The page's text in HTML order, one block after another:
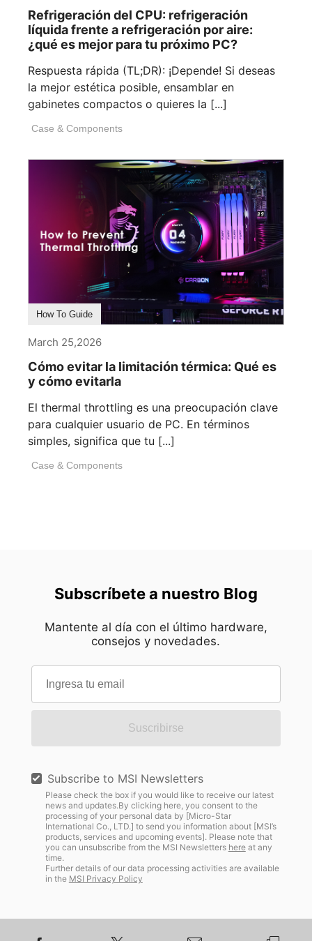
Refrigeración del CPU: refrigeración
líquida frente a refrigeración por aire:
¿qué es mejor para tu próximo PC?
Respuesta rápida (TL;DR): ¡Depende! Si deseas
la mejor estética posible, ensamblar en
gabinetes compactos o quieres la [...]
Case & Components
How To Guide
March 25,2026
Cómo evitar la limitación térmica: Qué es
y cómo evitarla
El thermal throttling es una preocupación clave
para cualquier usuario de PC. En términos
simples, significa que tu [...]
Case & Components
Subscríbete a nuestro Blog
Mantente al día con el último hardware,
consejos y novedades.
Suscribirse
Subscribe to MSI Newsletters
Please check the box if you would like to receive our latest
news and updates.By clicking here, you consent to the
processing of your personal data by [Micro-Star
International Co., LTD.] to send you information about [MSI’s
products, services and upcoming events]. Please note that
you can unsubscribe from the MSI Newsletters hereat any
time.
Further details of our data processing activities are available
in the MSI Privacy Policy